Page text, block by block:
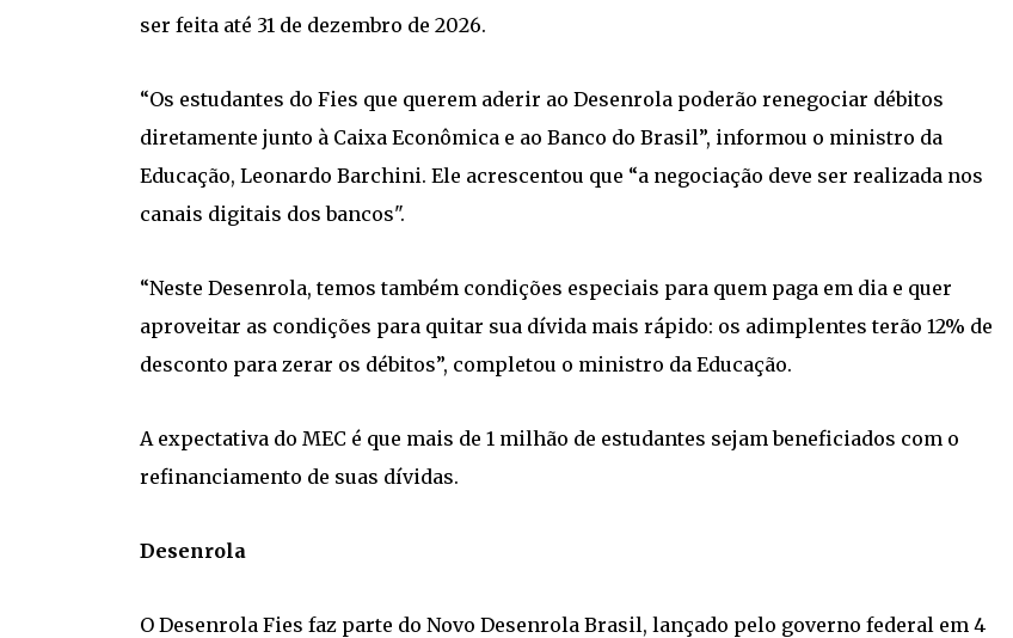
ser feita até 31 de dezembro de 2026.
“Os estudantes do Fies que querem aderir ao Desenrola poderão renegociar débitos
diretamente junto à Caixa Econômica e ao Banco do Brasil”, informou o ministro da
Educação, Leonardo Barchini. Ele acrescentou que “a negociação deve ser realizada nos
canais digitais dos bancos".
“Neste Desenrola, temos também condições especiais para quem paga em dia e quer
aproveitar as condições para quitar sua dívida mais rápido: os adimplentes terão 12% de
desconto para zerar os débitos”, completou o ministro da Educação.
A expectativa do MEC é que mais de 1 milhão de estudantes sejam beneficiados com o
refinanciamento de suas dívidas.
Desenrola
O Desenrola Fies faz parte do Novo Desenrola Brasil, lançado pelo governo federal em 4